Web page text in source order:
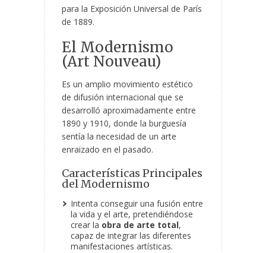
para la Exposición Universal de París
de 1889.
El Modernismo
(Art Nouveau)
Es un amplio movimiento estético
de difusión internacional que se
desarrolló aproximadamente entre
1890 y 1910, donde la burguesía
sentía la necesidad de un arte
enraizado en el pasado.
Características Principales
del Modernismo
Intenta conseguir una fusión entre
la vida y el arte, pretendiéndose
crear la obra de arte total,
capaz de integrar las diferentes
manifestaciones artísticas.